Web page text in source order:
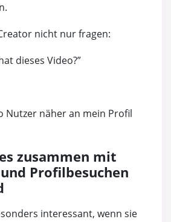
nicht nur fragen:
dieses Video?”
Nutzer näher an mein Profil
zusammen mit
Profilbesuchen
interessant, wenn sie